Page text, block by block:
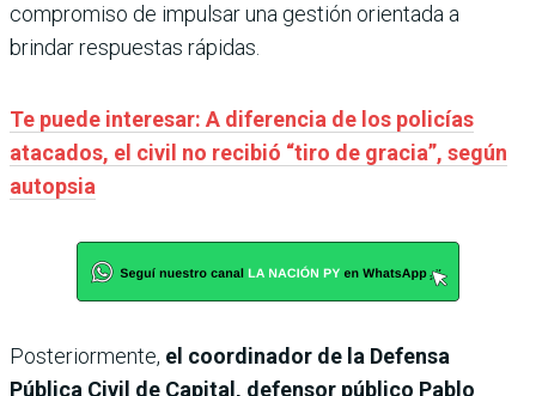
compromiso de impulsar una gestión orientada a
brindar respuestas rápidas.
Te puede interesar: A diferencia de los policías
atacados, el civil no recibió “tiro de gracia”, según
autopsia
Posteriormente, el coordinador de la Defensa
Pública Civil de Capital, defensor público Pablo